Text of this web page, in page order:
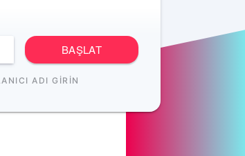
BAŞLAT
ADI GIRIN